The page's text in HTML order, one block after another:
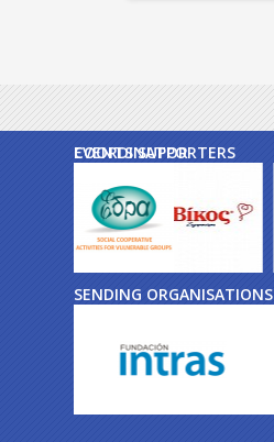
EVENTS SUPPORTERS
COORDINATOR
SENDING ORGANISATIONS